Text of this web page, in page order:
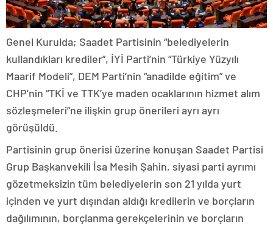
Genel Kurulda; Saadet Partisinin “belediyelerin
kullandıkları krediler”, İYİ Parti’nin “Türkiye Yüzyılı
Maarif Modeli”, DEM Parti’nin “anadilde eğitim” ve
CHP’nin “TKİ ve TTK’ye maden ocaklarının hizmet alım
sözleşmeleri”ne ilişkin grup önerileri ayrı ayrı
görüşüldü.
Partisinin grup önerisi üzerine konuşan Saadet Partisi
Grup Başkanvekili İsa Mesih Şahin, siyasi parti ayrımı
gözetmeksizin tüm belediyelerin son 21 yılda yurt
içinden ve yurt dışından aldığı kredilerin ve borçların
dağılımının, borçlanma gerekçelerinin ve borçların